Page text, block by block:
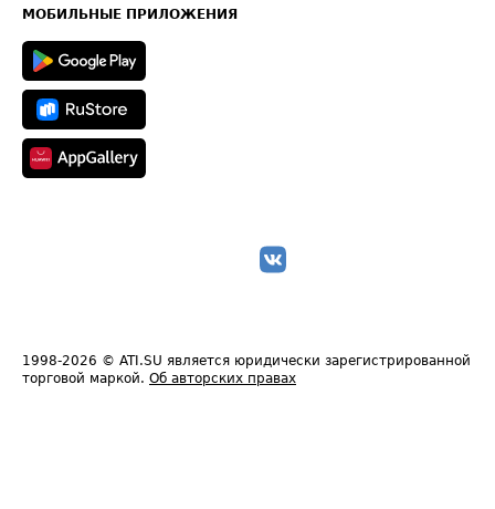
Техническая информация
МОБИЛЬНЫЕ ПРИЛОЖЕНИЯ
1998-2026 © ATI.SU является юридически зарегистрированной
торговой маркой. Об авторских правах